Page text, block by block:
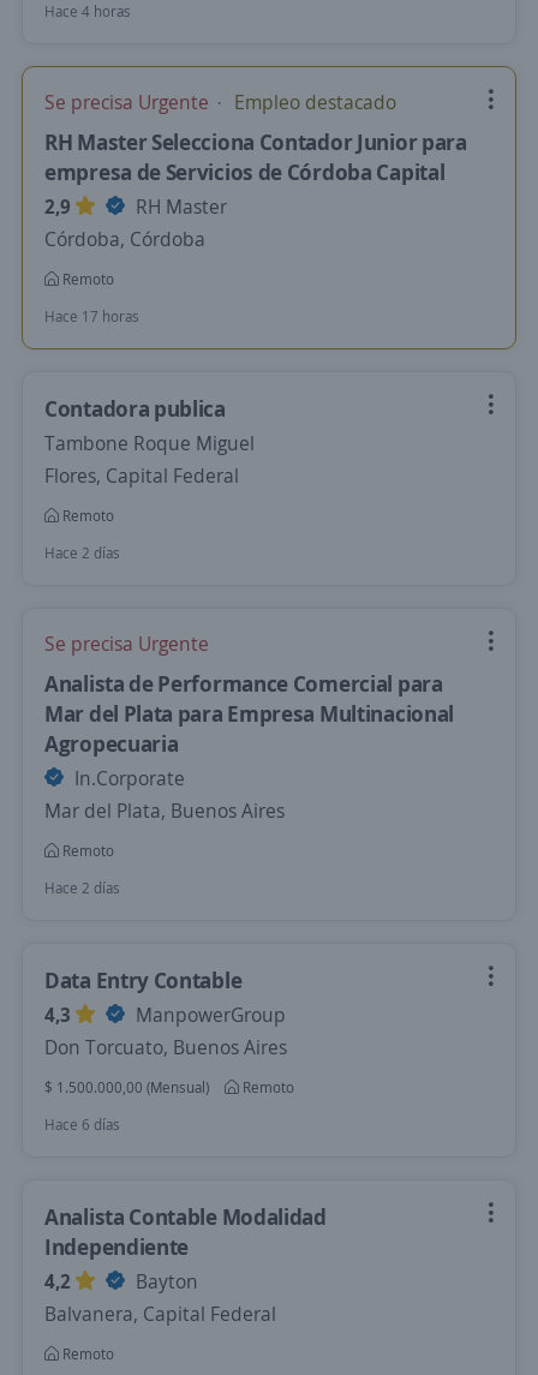
Hace 4 horas
Se precisa Urgente Empleo destacado
RH Master Selecciona Contador Junior para
empresa de Servicios de Córdoba Capital
2,9
RH Master
Córdoba, Córdoba
Remoto
Hace 17 horas
Contadora publica
Tambone Roque Miguel
Flores, Capital Federal
Remoto
Hace 2 días
Se precisa Urgente
Analista de Performance Comercial para
Mar del Plata para Empresa Multinacional
Agropecuaria
In.Corporate
Mar del Plata, Buenos Aires
Remoto
Hace 2 días
Data Entry Contable
4,3
ManpowerGroup
Don Torcuato, Buenos Aires
$ 1.500.000,00 (Mensual)
Remoto
Hace 6 días
Analista Contable Modalidad
Independiente
4,2
Bayton
Balvanera, Capital Federal
Remoto